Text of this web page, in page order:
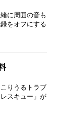
に周囲の音も
をオフにする
りうるトラブ
スキュー」が